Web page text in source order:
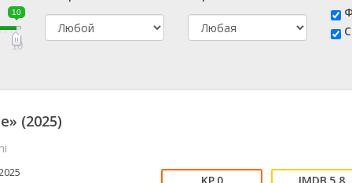
👨‍✈️ Военный
🕵️‍♂️ Детектив
тв
😱 Ужасы
10
10
(2025)